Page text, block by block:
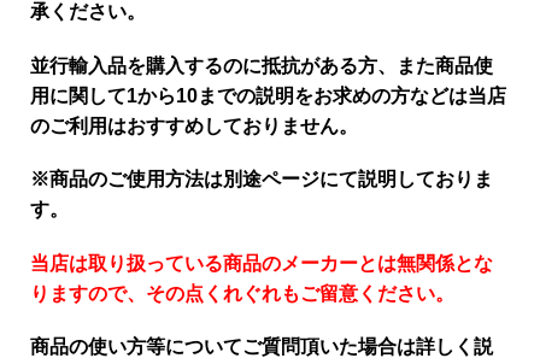
承ください。
並行輸入品を購入するのに抵抗がある方、また商品使
用に関して1から10までの説明をお求めの方などは当店
のご利用はおすすめしておりません。
※商品のご使用方法は別途ページにて説明しておりま
す。
当店は取り扱っている商品のメーカーとは無関係とな
りますので、その点くれぐれもご留意ください。
商品の使い方等についてご質問頂いた場合は詳しく説